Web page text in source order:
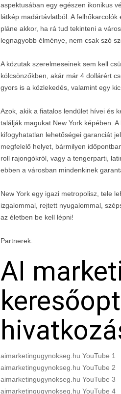
aspektusában egy egészen ikonikus
látkép madártávlatból. A
pláne akkor, ha rá tud tekinteni a
legnagyobb élménye, nem csak szó
A közutak szerelmeseinek sem kell
kölcsönzőkben, akár már 4 dollárért
gyors is a közlekedés, valamint egy
Azok, akik a fiatalos lendület hívei és
találják magukat New York képében.
kifogyhatatlan lehetőségei garanciát
megfelelő helyet, bármilyen
roll rajongókról, vagy a tengerparti,
ebben a városban mindenkinek
New York egy igazi metropolisz, tele
izgalommal, rejtett nyugalommal,
az életben be kell lépni!
Partnerek:
AI
aimarketingugynokseg.hu YouTube 1
aimarketingugynokseg.hu YouTube 2
aimarketingugynokseg.hu YouTube 3
aimarketingugynokseg.hu YouTube 4